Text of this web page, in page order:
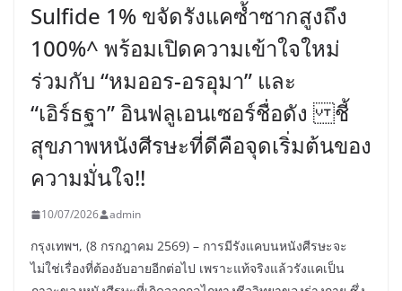
Sulfide 1% ขจัดรังแคซ้ำซากสูงถึง
100%^ พร้อมเปิดความเข้าใจใหม่
ร่วมกับ “หมออร-อรอุมา” และ
“เอิร์ธฐา” อินฟลูเอนเซอร์ชื่อดัง ชี้
สุขภาพหนังศีรษะที่ดีคือจุดเริ่มต้นของ
ความมั่นใจ!!
10/07/2026 admin
กรุงเทพฯ, (8 กรกฎาคม 2569) – การมีรังแคบนหนังศีรษะจะ
ไม่ใช่เรื่องที่ต้องอับอายอีกต่อไป เพราะแท้จริงแล้วรังแคเป็น